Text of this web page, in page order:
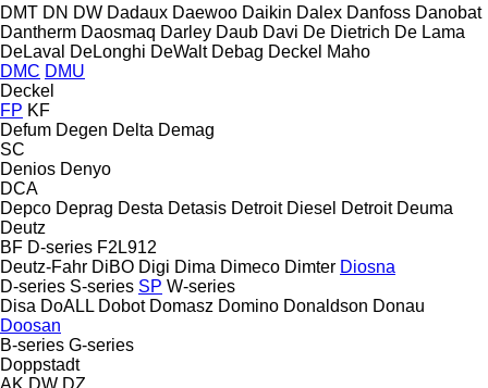
DMT DN DW Dadaux Daewoo Daikin Dalex Danfoss Danobat
Dantherm Daosmaq Darley Daub Davi De Dietrich De Lama
DeLaval
DeLonghi DeWalt Debag Deckel Maho
DMC DMU
Deckel
FP KF
Defum Degen Delta Demag
SC
Denios Denyo
DCA
Depco Deprag Desta Detasis Detroit Diesel Detroit Deuma
Deutz
BF D-series F2L912
Deutz-Fahr DiBO Digi Dima Dimeco Dimter Diosna
D-series S-series SP W-series
Disa DoALL Dobot Domasz Domino Donaldson Donau
Doosan
B-series G-series
Doppstadt
AK DW DZ